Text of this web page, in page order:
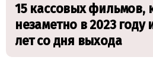
15 кассовых фильмов,
незаметно в 2023 году
лет со дня выхода